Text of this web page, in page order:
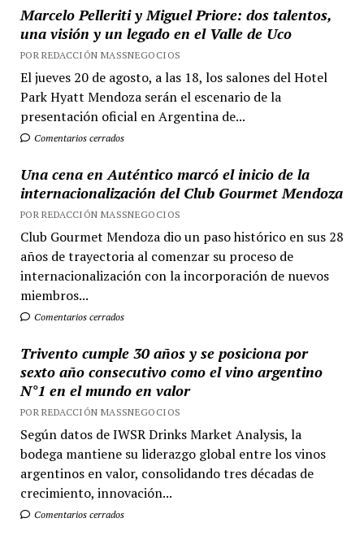
Marcelo Pelleriti y Miguel Priore: dos talentos,
una visión y un legado en el Valle de Uco
POR REDACCIÓN MASSNEGOCIOS
El jueves 20 de agosto, a las 18, los salones del Hotel
Park Hyatt Mendoza serán el escenario de la
presentación oficial en Argentina de...
Comentarios cerrados
Una cena en Auténtico marcó el inicio de la
internacionalización del Club Gourmet Mendoza
POR REDACCIÓN MASSNEGOCIOS
Club Gourmet Mendoza dio un paso histórico en sus 28
años de trayectoria al comenzar su proceso de
internacionalización con la incorporación de nuevos
miembros...
Comentarios cerrados
Trivento cumple 30 años y se posiciona por
sexto año consecutivo como el vino argentino
N°1 en el mundo en valor
POR REDACCIÓN MASSNEGOCIOS
Según datos de IWSR Drinks Market Analysis, la
bodega mantiene su liderazgo global entre los vinos
argentinos en valor, consolidando tres décadas de
crecimiento, innovación...
Comentarios cerrados